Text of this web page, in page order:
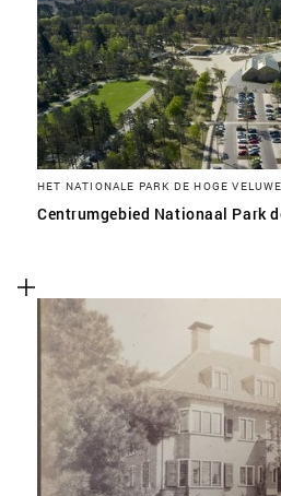
HET NATIONALE PARK DE HOGE VELUWE
Centrumgebied Nationaal Park